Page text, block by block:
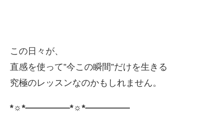
この日々が、
直感を使って”今この瞬間”だけを生きる
究極のレッスンなのかもしれません。
*☼*―――――*☼*―――――